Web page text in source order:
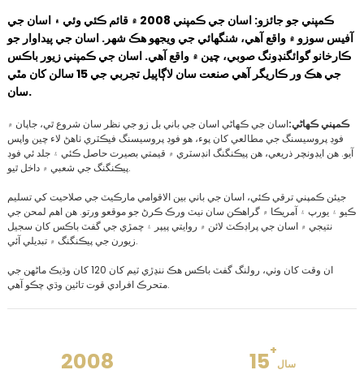
ڪمپني جو جائزو: اسان جي ڪمپني 2008 ۾ قائم ڪئي وئي ۽ اسان جي
آفيس سوزو ۾ واقع آهي، شنگھائي جي ويجهو هڪ شهر. اسان جي پيداوار جو
ڪارخانو گوائگنڊونگ صوبي، چين ۾ واقع آهي. اسان جي ڪمپني زيور باڪس
جي هڪ ور ڪاريگر آهي صنعت سان لاڳاپيل تجربي جي 15 سالن کان مٿي
سان.
ڪمپني ڪهاڻي:اسان جي ڪهاڻي اسان جي باني بل زو جي نظر سان شروع ٿي، جاپان ۾
فوڊ پروسيسنگ جي مطالعي کان پوء، هو فوڊ پروسيسنگ فيڪٽري ٺاهڻ لاء چين واپس
آيو. هن ايڊونچر ذريعي، هن پيڪنگنگ انڊسٽري ۾ قيمتي بصيرت حاصل ڪئي ۽ جلد ئي فوڊ
پيڪنگنگ جي شعبي ۾ داخل ٿيو.
جيئن ڪمپني ترقي ڪئي، اسان جي باني بين الاقوامي مارڪيٽ جي صلاحيت کي تسليم
ڪيو ۽ يورپ ۽ آمريڪا ۾ گراهڪن سان نيٽ ورڪ ڪرڻ جو موقعو ورتو. هن اهم لمحن جي
نتيجي ۾ اسان جي پراڊڪٽ لائن ۾ روايتي پيپر ۽ چمڙي جي گفٽ باڪس کان سجيل
زيورن جي پيڪنگنگ ۾ تبديلي آئي.
ان وقت کان وٺي، رولنگ گفٽ باڪس هڪ ننڍڙي ٽيم کان 120 کان وڌيڪ ماڻهن جي
متحرڪ افرادي قوت تائين وڌي چڪو آهي.
2008 15+
سال